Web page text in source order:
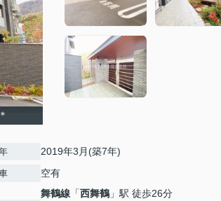
2019年3月(築7年)
空有
舞鶴線 「西舞鶴 」駅 徒歩26分